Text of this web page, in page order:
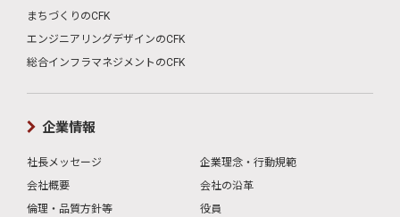
まちづくりのCFK
エンジニアリングデザインのCFK
総合インフラマネジメントのCFK
企業情報
社長メッセージ
企業理念・行動規範
会社概要
会社の沿革
倫理・品質方針等
役員